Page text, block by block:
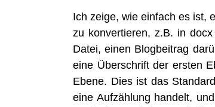
Ich zei­ge, wie ein­fach es ist,
zu kon­ver­tie­ren, z.B. in
Datei, einen Blog­bei­trag
eine Über­schrift der ers­ten
Ebe­ne. Dies ist das
eine Auf­zäh­lung han­delt,